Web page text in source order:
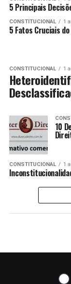
5 Principais
CONSTITUCIONAL 1
5 Fatos Cruciais
CONSTITUCIONAL 1
10
CONSTITUCIONAL 1